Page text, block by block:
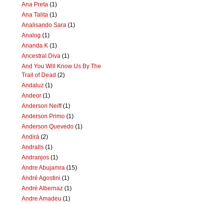
Ana Preta (1)
Ana Talita (1)
Analisando Sara (1)
Analog (1)
Ananda K (1)
Ancestral Diva (1)
And You Will Know Us By The
Trail of Dead (2)
Andaluz (1)
Andeor (1)
Anderson Neiff (1)
Anderson Primo (1)
Anderson Quevedo (1)
Andirá (2)
Andralls (1)
Andranjos (1)
Andre Abujamra (15)
André Agostini (1)
André Albernaz (1)
Andre Amadeu (1)